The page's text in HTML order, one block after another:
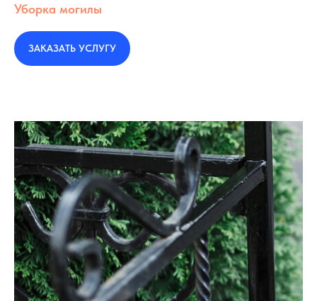
Уборка могилы
ЗАКАЗАТЬ УСЛУГУ